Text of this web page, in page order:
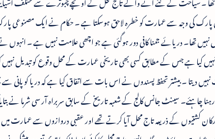
کی وجہ سے عمارت کو خطرہ لاحق ہوسکتا ہے ۔ حکام نے ایک مصنوعی پارک
تھا۔ دریائے جمنا کافی دور ہوگئی ہے جو اچھی علامت نہیں ہے ۔ انہوں
مطالبہ نہیں کیا ہے جس کے مطابق کسی بھی تاریخی عمارت کے محل وقوع کو تبدیل
تبدیلیوں کی اجازت نہیں دیتا ۔ بیشتر تحفظ پسندوں نے اس بات سے اتفاق کیا ہے کہ دریا کو پانی
چاہئے۔ سینٹ جانس کالج کے شعبہ تاریخ کے سابق سربراہ آر سی شرما نے
کشتیوں کے ذریعہ تاج محل آیا کرتے تھے اور عقبی دروازوں سے عمارت